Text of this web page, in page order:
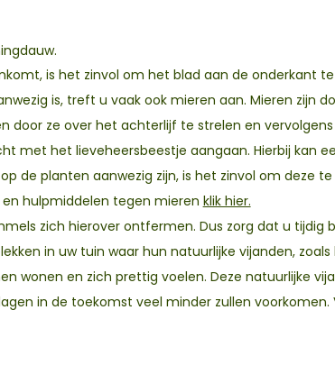
is het zinvol om het blad aan de onderkant
is, treft u vaak ook mieren aan. Mieren zijn
door ze over het achterlijf te strelen en
met het lieveheersbeestje aangaan. Hierbij kan
de planten aanwezig zijn, is het zinvol om deze
hulpmiddelen tegen mieren klik hier.
zich hierover ontfermen. Dus zorg dat u tijdig
in uw tuin waar hun natuurlijke vijanden,
wonen en zich prettig voelen. Deze natuurlijke
in de toekomst veel minder zullen voorkomen.